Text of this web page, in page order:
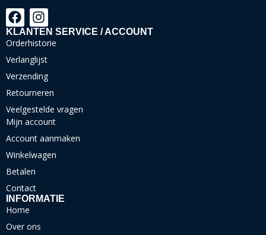
KLANTEN SERVICE / ACCOUNT
Orderhistorie
Verlanglijst
Verzending
Retourneren
Veelgestelde vragen
Mijn account
Account aanmaken
Winkelwagen
Betalen
Contact
INFORMATIE
Home
Over ons